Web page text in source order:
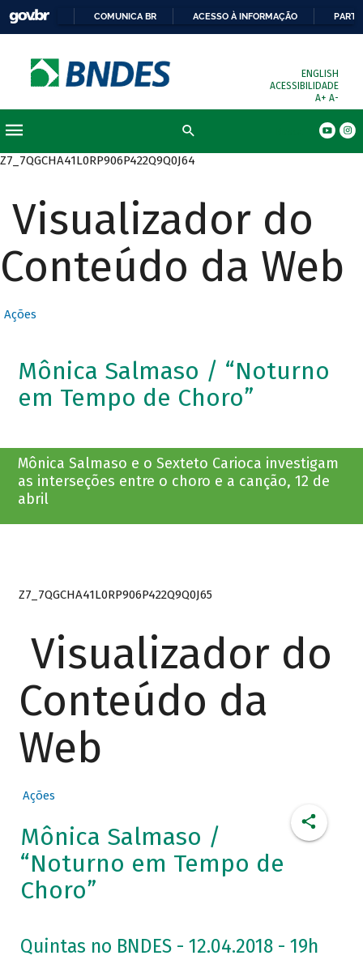
COMUNICA BR ACESSO À INFORMAÇÃO
ENGLISH
ACESSIBILIDADE
A+ A-
Z7_7QGCHA41L0RP906P422Q9Q0J64
Visualizador do
Conteúdo da Web
Ações
Mônica Salmaso / “Noturno
em Tempo de Choro”
Mônica Salmaso e o Sexteto Carioca investigam
as interseções entre o choro e a canção, 12 de
abril
Z7_7QGCHA41L0RP906P422Q9Q0J65
Visualizador do
Conteúdo da
Web
Ações
Mônica Salmaso /
“Noturno em Tempo de
Choro”
Quintas no BNDES - 12.04.2018 - 19h